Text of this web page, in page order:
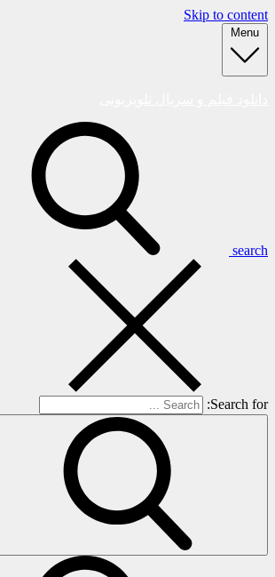
Skip to content
Menu
search
Search for: